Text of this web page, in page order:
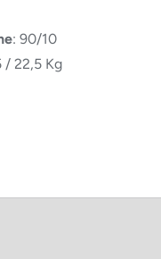
: 90/10
/ 22,5 Kg